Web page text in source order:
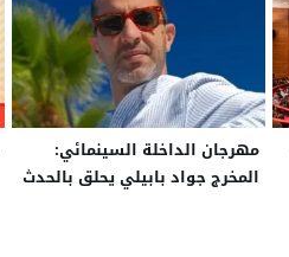
مهرجان الداخلة السينمائي:
المخرج جواد بابيلي يحلق بالحدث